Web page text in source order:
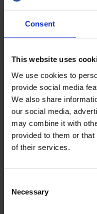
Consent
This website uses
We use cookies to
provide social media
We also share
our social media,
may combine it with
provided to them or
of their services.
Selection
Necessary